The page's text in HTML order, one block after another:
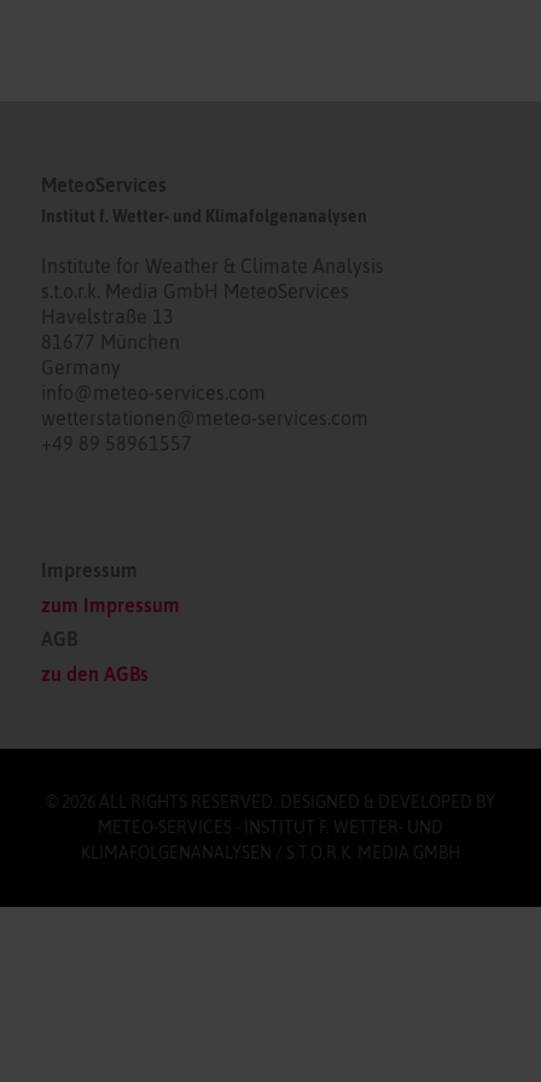
MeteoServices
Institut f. Wetter- und Klimafolgenanalysen
Institute for Weather & Climate Analysis
s.t.o.r.k. Media GmbH MeteoServices
Havelstraße 13
81677 München
Germany
info@meteo-services.com
wetterstationen@meteo-services.com
+49 89 58961557
Impressum
zum Impressum
AGB
zu den AGBs
© 2026 ALL RIGHTS RESERVED. DESIGNED & DEVELOPED BY
METEO-SERVICES - INSTITUT F. WETTER- UND
KLIMAFOLGENANALYSEN / S.T.O.R.K. MEDIA GMBH